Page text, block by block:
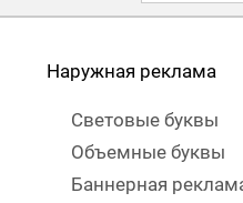
Наружная реклама
Световые буквы
Объемные буквы
Баннерная